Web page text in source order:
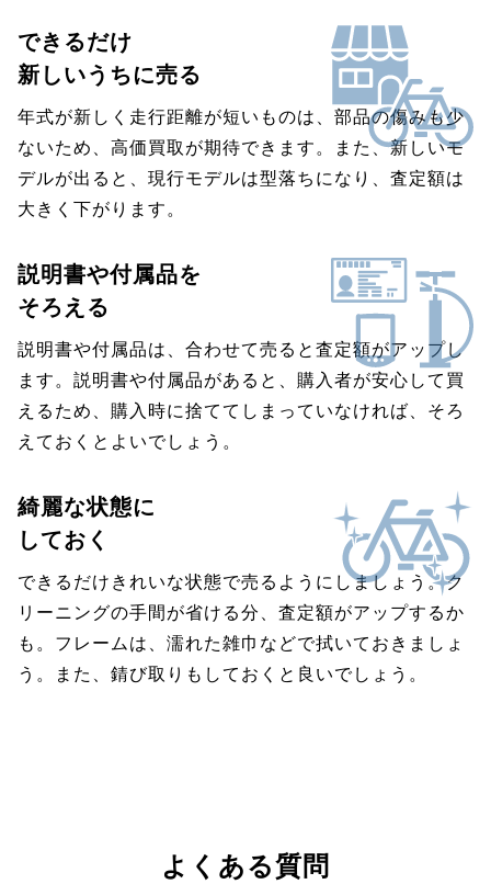
できるだけ
新しいうちに売る
年式が新しく走行距離が短いものは、部品の傷みも少
ないため、高価買取が期待できます。また、新しいモ
デルが出ると、現行モデルは型落ちになり、査定額は
大きく下がります。
説明書や付属品を
そろえる
説明書や付属品は、合わせて売ると査定額がアップし
ます。説明書や付属品があると、購入者が安心して買
えるため、購入時に捨ててしまっていなければ、そろ
えておくとよいでしょう。
綺麗な状態に
しておく
できるだけきれいな状態で売るようにしましょう。ク
リーニングの手間が省ける分、査定額がアップするか
も。フレームは、濡れた雑巾などで拭いておきましょ
う。また、錆び取りもしておくと良いでしょう。
よくある質問